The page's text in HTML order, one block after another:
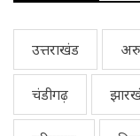
उत्तराखंड
चंडीगढ़